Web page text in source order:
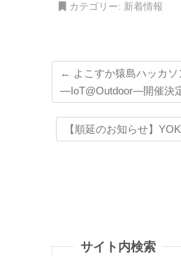
カテゴリー: 新着情報
← よこすか猿島ハッカソ
―IoT@Outdoor―開催決
【順延のお知らせ】
サイト内検索